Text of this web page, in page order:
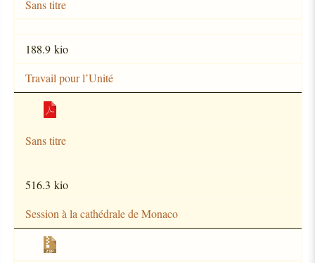
Sans titre
188.9 kio
Travail pour l’Unité
Sans titre
516.3 kio
Session à la cathédrale de Monaco